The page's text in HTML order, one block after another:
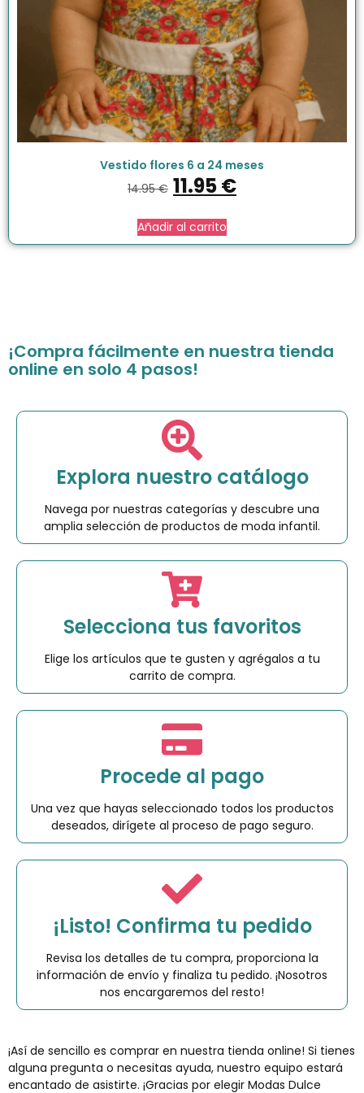
Vestido flores 6 a 24 meses
14.95€ 11.95€
Añadir al carrito
¡Compra fácilmente en nuestra tienda
online en solo 4 pasos!
Explora nuestro catálogo
Navega por nuestras categorías y descubre una
amplia selección de productos de moda infantil.
Selecciona tus favoritos
Elige los artículos que te gusten y agrégalos a tu
carrito de compra.
Procede al pago
Una vez que hayas seleccionado todos los productos
deseados, dirígete al proceso de pago seguro.
¡Listo! Confirma tu pedido
Revisa los detalles de tu compra, proporciona la
información de envío y finaliza tu pedido. ¡Nosotros
nos encargaremos del resto!
¡Así de sencillo es comprar en nuestra tienda online! Si tienes
alguna pregunta o necesitas ayuda, nuestro equipo estará
encantado de asistirte. ¡Gracias por elegir Modas Dulce